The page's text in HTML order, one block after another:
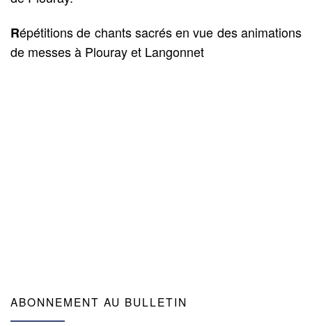
Répétitions de chants sacrés en vue des animations
de messes à Plouray et Langonnet
ABONNEMENT AU BULLETIN